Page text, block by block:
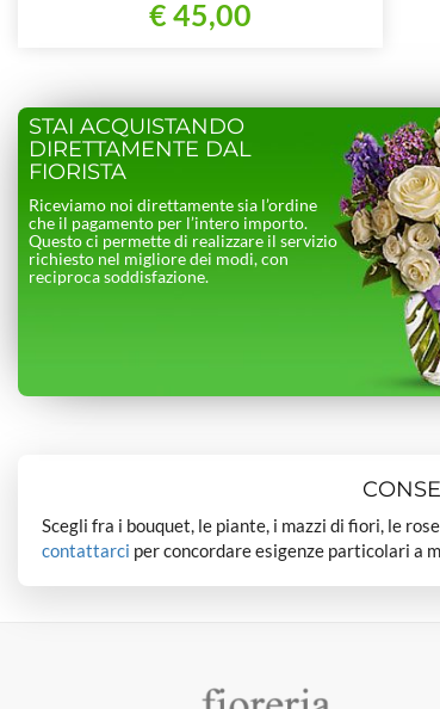
€ 45,00
STAI ACQUISTANDO
DIRETTAMENTE DAL
FIORISTA
Riceviamo noi direttamente sia l’ordine
che il pagamento per l’intero importo.
Questo ci permette di realizzare il servizio
richiesto nel migliore dei modi, con
reciproca soddisfazione.
Scegli fra i bouquet, le piante, i mazzi di fiori, le
contattarci per concordare esigenze particolari a